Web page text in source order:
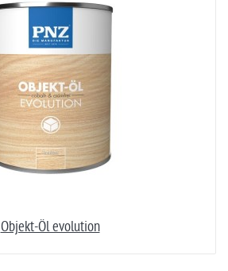
Objekt-Öl evolution